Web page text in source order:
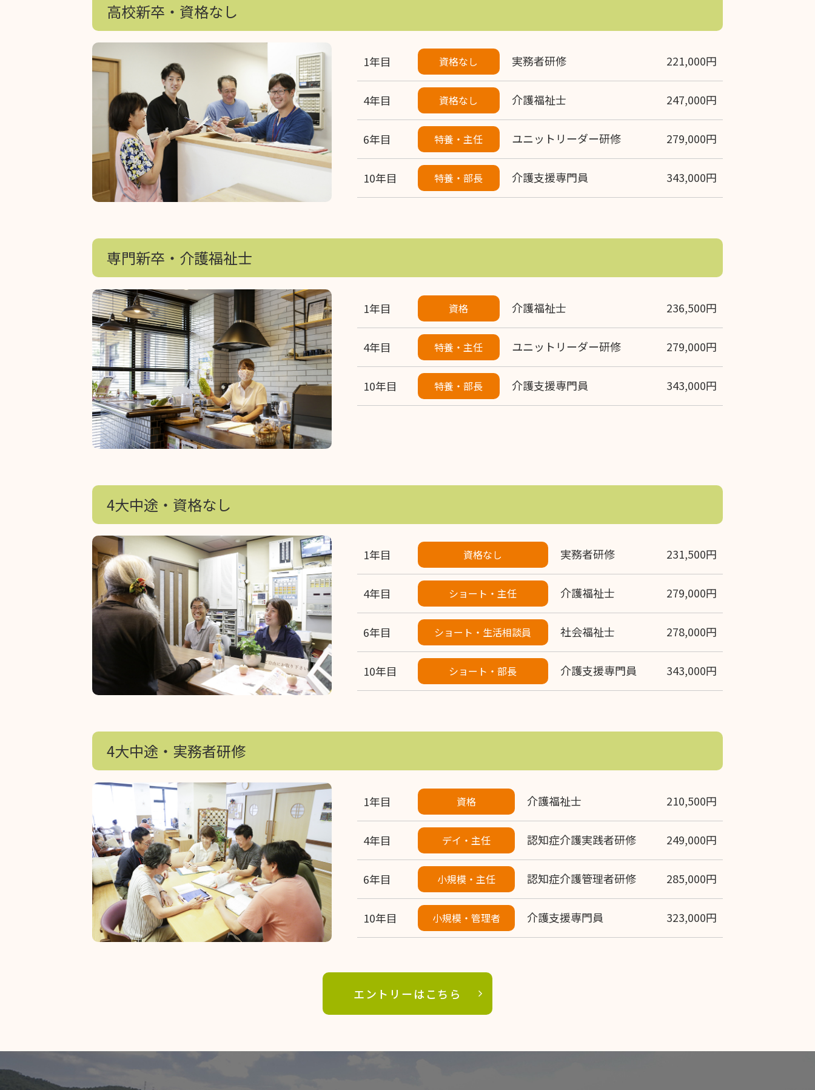
高校新卒・資格なし
1年目 資格なし 実務者研修 221,000円
4年目 資格なし 介護福祉士 247,000円
6年目 特養・主任 ユニットリーダー研修 279,000円
10年目 特養・部長 介護支援専門員 343,000円
専門新卒・介護福祉士
1年目 資格 介護福祉士 236,500円
4年目 特養・主任 ユニットリーダー研修 279,000円
10年目 特養・部長 介護支援専門員 343,000円
4大中途・資格なし
1年目 資格なし 実務者研修 231,500円
4年目 ショート・主任 介護福祉士 279,000円
6年目 ショート・生活相談員 社会福祉士 278,000円
10年目 ショート・部長 介護支援専門員 343,000円
4大中途・実務者研修
1年目 資格 介護福祉士 210,500円
4年目 デイ・主任 認知症介護実践者研修 249,000円
6年目 小規模・主任 認知症介護管理者研修 285,000円
10年目 小規模・管理者 介護支援専門員 323,000円
エントリーはこちら